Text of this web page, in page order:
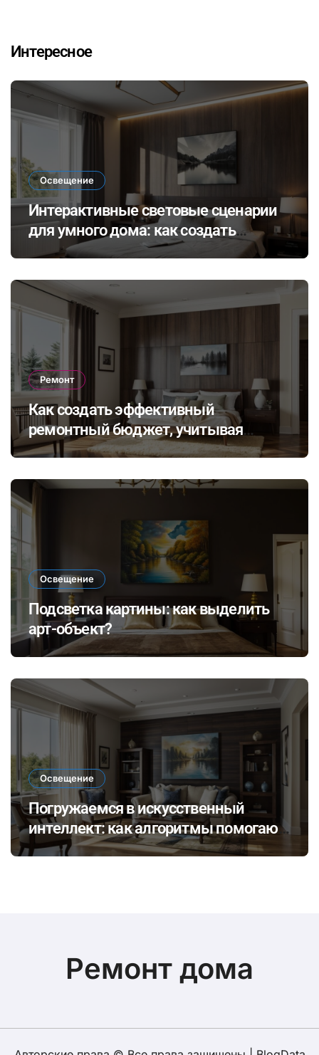
Интересное
Освещение
Интерактивные световые сценарии
для умного дома: как создать
динамичное освещение по
Ремонт
Как создать эффективный
ремонтный бюджет, учитывая
неожиданные расходы и избегая
ошибок
Освещение
Подсветка картины: как выделить
арт-объект?
Освещение
Погружаемся в искусственный
интеллект: как алгоритмы помогают
выбирать идеальное освещение для
Ремонт дома